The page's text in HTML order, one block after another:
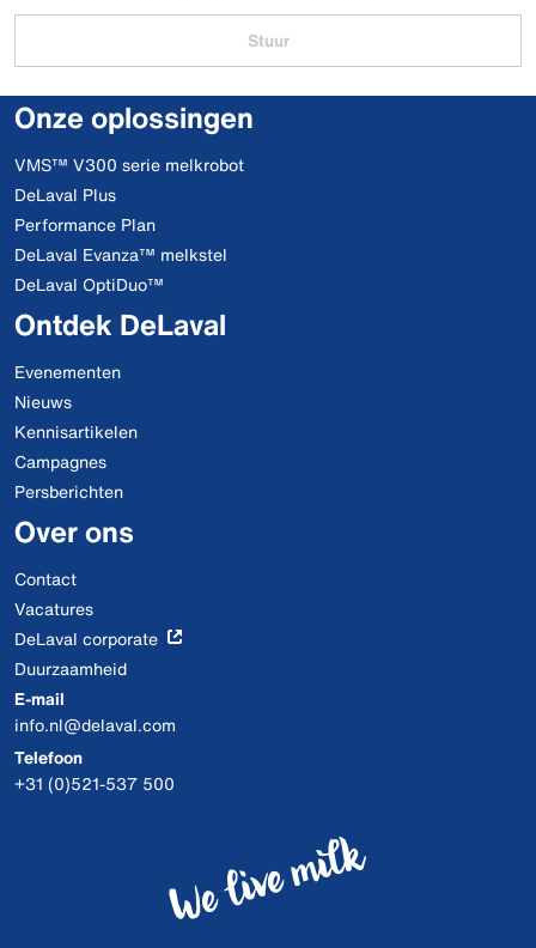
Stuur
Onze oplossingen
VMS™ V300 serie melkrobot
DeLaval Plus
Performance Plan
DeLaval Evanza™ melkstel
DeLaval OptiDuo™
Ontdek DeLaval
Evenementen
Nieuws
Kennisartikelen
Campagnes
Persberichten
Over ons
Contact
Vacatures
DeLaval corporate
Duurzaamheid
E-mail
info.nl@delaval.com
Telefoon
+31 (0)521-537 500